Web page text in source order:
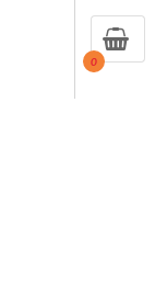
0